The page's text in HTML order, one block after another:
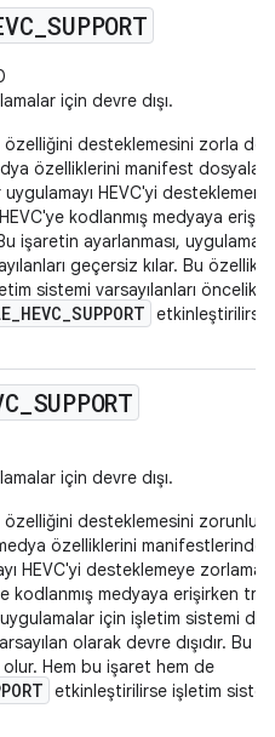
_SUPPORT
için devre dışı.
desteklemesini zorla
özelliklerini manifest
HEVC'yi
kodlanmış medyaya
işaretin ayarlanması,
geçersiz kılar. Bu özellik
sistemi varsayılanları öncelikli
etkinleştirilirse
SUPPORT
için devre dışı.
desteklemesini zorunlu
özelliklerini manifestlerinde
HEVC'yi desteklemeye
kodlanmış medyaya erişirken
için işletim sistemi
olarak devre dışıdır. Bu
olur. Hem bu işaret hem de
etkinleştirilirse işletim